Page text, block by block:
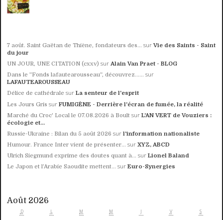
7 août. Saint Gaëtan de Thiène, fondateurs des... surVie des Saints - Saint
du jour
UN JOUR, UNE CITATION (cxxv) surAlain Van Praet - BLOG
Dans le ”Fonds lafautearousseau”, découvrez...... sur
LAFAUTEAROUSSEAU
Délice de cathédrale surLa senteur de l'esprit
Les Jours Gris surFUMIGÈNE - Derrière l'écran de fumée, la réalité
Marché du Croc' Local le 07.08.2026 à Boult surL'AN VERT de Vouziers :
écologie et...
Russie-Ukraine : Bilan du 5 août 2026 surl'information nationaliste
Humour. France Inter vient de présenter... surXYZ, ABCD
Ulrich Siegmund exprime des doutes quant à... surLionel Baland
Le Japon et l’Arabie Saoudite mettent... surEuro-Synergies
Août 2026
D L M M J V S